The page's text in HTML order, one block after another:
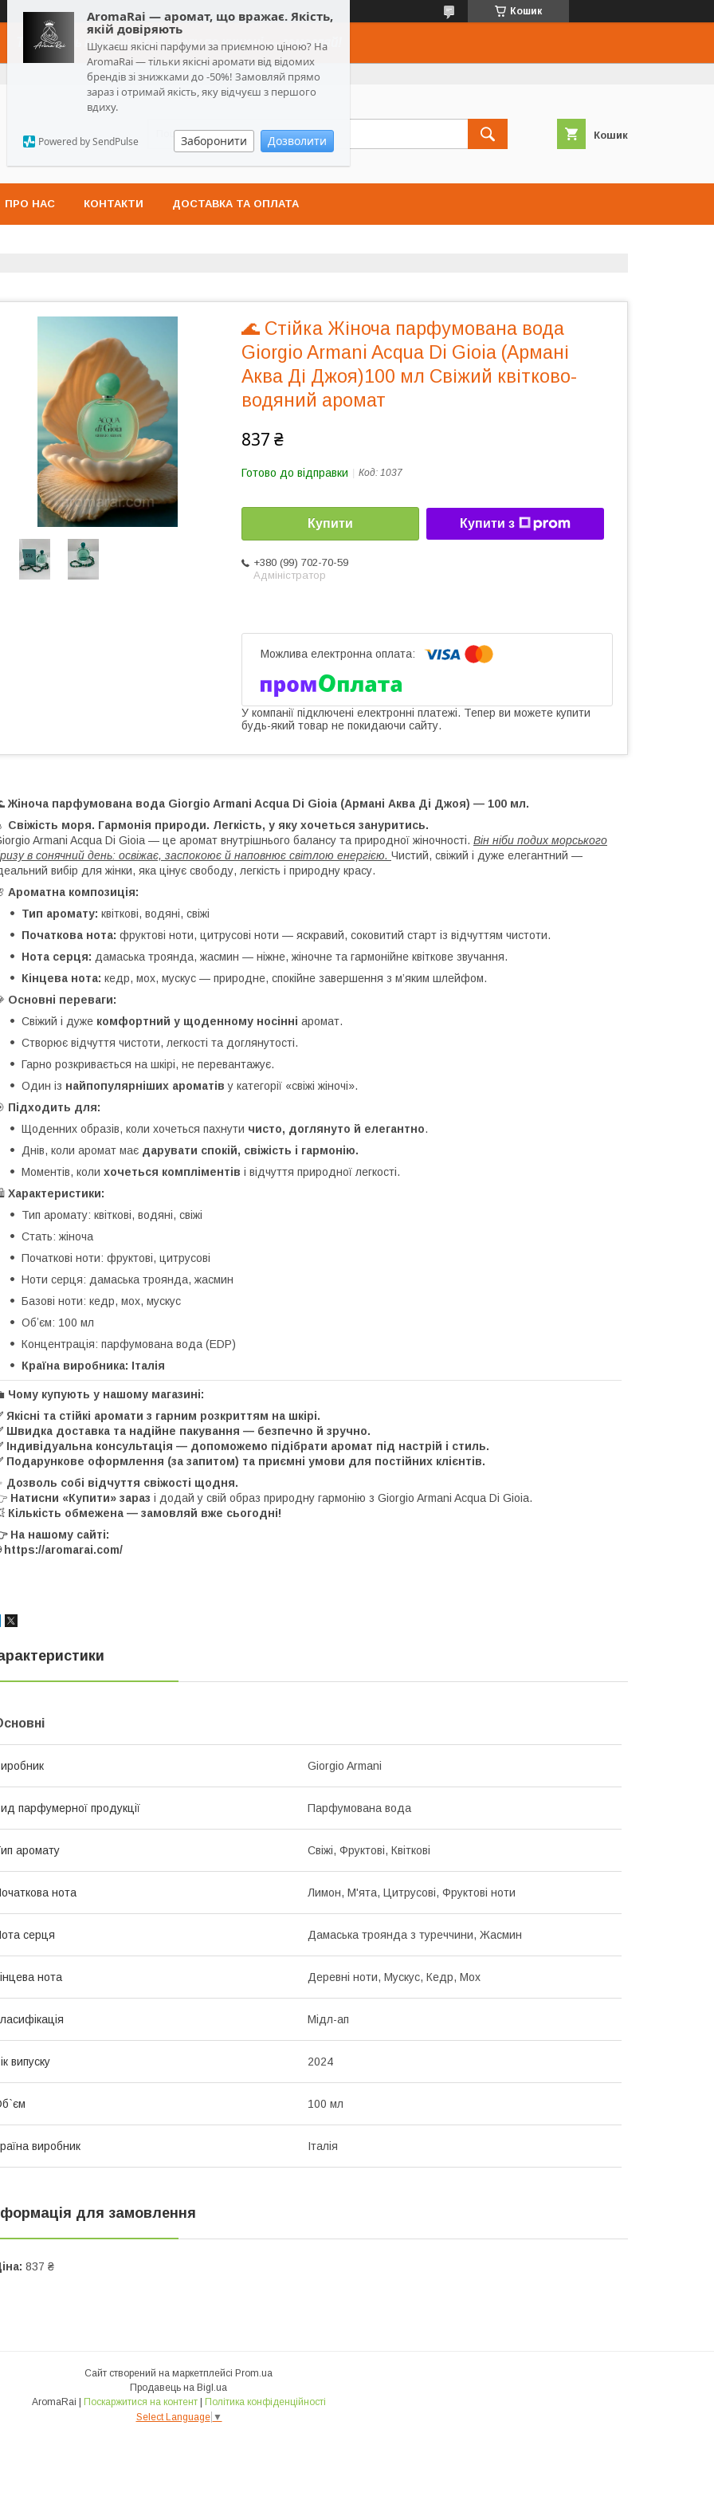
AromaRai — аромат, що вражає. Якість,
якій довіряють
Шукаєш якісні парфуми за приємною ціною? На
AromaRai — тільки якісні аромати від відомих
брендів зі знижками до -50%! Замовляй прямо
зараз і отримай якість, яку відчуєш з першого
вдиху.
Заборонити Дозволити
Powered by SendPulse
Кошик
Топ-якість парфумів без удару по кишені — замовляй!
Кошик
ПРО НАС КОНТАКТИ ДОСТАВКА ТА ОПЛАТА
🌊 Стійка Жіноча парфумована вода
Giorgio Armani Acqua Di Gioia (Армані
Аква Ді Джоя)100 мл Свіжий квітково-
водяний аромат
837 ₴
Готово до відправки Код: 1037
Купити Купити з
+380 (99) 702-70-59
Адміністратор
У компанії підключені електронні платежі. Тепер ви можете купити
будь-який товар не покидаючи сайту.
Жіноча парфумована вода Giorgio Armani Acqua Di Gioia (Армані Аква Ді Джоя) — 100 мл.
Свіжість моря. Гармонія природи. Легкість, у яку хочеться зануритись.
Armani Acqua Di Gioia — це аромат внутрішнього балансу та природної жіночності. Він ніби подих морського
в сонячний день: освіжає, заспокоює й наповнює світлою енергією. Чистий, свіжий і дуже елегантний —
вибір для жінки, яка цінує свободу, легкість і природну красу.
Ароматна композиція:
Тип аромату: квіткові, водяні, свіжі
Початкова нота: фруктові ноти, цитрусові ноти — яскравий, соковитий старт із відчуттям чистоти.
Нота серця: дамаська троянда, жасмин — ніжне, жіночне та гармонійне квіткове звучання.
Кінцева нота: кедр, мох, мускус — природне, спокійне завершення з м’яким шлейфом.
Основні переваги:
Свіжий і дуже комфортний у щоденному носінні аромат.
Створює відчуття чистоти, легкості та доглянутості.
Гарно розкривається на шкірі, не перевантажує.
Один із найпопулярніших ароматів у категорії «свіжі жіночі».
Підходить для:
Щоденних образів, коли хочеться пахнути чисто, доглянуто й елегантно.
Днів, коли аромат має дарувати спокій, свіжість і гармонію.
Моментів, коли хочеться компліментів і відчуття природної легкості.
Характеристики:
Тип аромату: квіткові, водяні, свіжі
Стать: жіноча
Початкові ноти: фруктові, цитрусові
Ноти серця: дамаська троянда, жасмин
Базові ноти: кедр, мох, мускус
Обʼєм: 100 мл
Концентрація: парфумована вода (EDP)
Країна виробника: Італія
Чому купують у нашому магазині:
Якісні та стійкі аромати з гарним розкриттям на шкірі.
Швидка доставка та надійне пакування — безпечно й зручно.
Індивідуальна консультація — допоможемо підібрати аромат під настрій і стиль.
Подарункове оформлення (за запитом) та приємні умови для постійних клієнтів.
Дозволь собі відчуття свіжості щодня.
Натисни «Купити» зараз і додай у свій образ природну гармонію з Giorgio Armani Acqua Di Gioia.
Кількість обмежена — замовляй вже сьогодні!
На нашому сайті:
https://aromarai.com/
Giorgio Armani
парфумерної продукції Парфумована вода
аромату Свіжі, Фруктові, Квіткові
нота Лимон, М'ята, Цитрусові, Фруктові ноти
серця Дамаська троянда з туреччини, Жасмин
нота Деревні ноти, Мускус, Кедр, Мох
Мідл-ап
випуску 2024
100 мл
виробник Італія
для замовлення
837 ₴
Сайт створений на маркетплейсі Prom.ua
Продавець на Bigl.ua
Поскаржитися на контент
Політика конфіденційності
Select Language ▼